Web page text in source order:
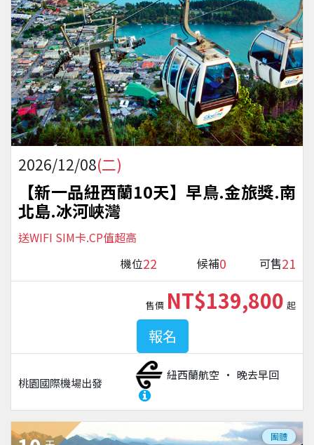
2026/12/08(二)
【新一品紐西蘭10天】早鳥.金旅獎.南
北島.冰河峽灣
送WIFI SIM卡.CP值超高
機位22 候補0 可售21
桃園國際機場出發
紐西蘭航空 晚去早回
售價 NT$139,800 起
報名
團體